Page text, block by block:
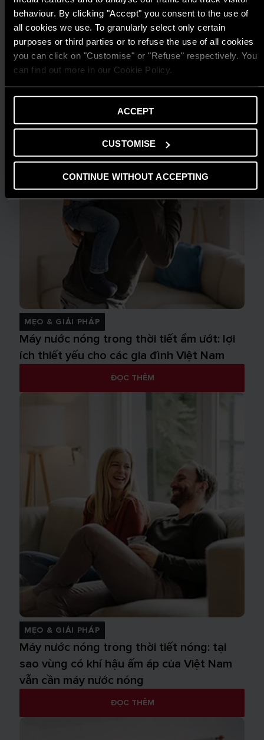
behaviour. By clicking "Accept" you consent to the use of
all cookies we use. To granularly select only certain
purposes or third parties or to refuse the use of all cookies
you can click on "Customise" or "Refuse" respectively. You
can find out more in our Cookie Policy.
ACCEPT
CUSTOMISE
CONTINUE WITHOUT ACCEPTING
ARISTON THIẾT LẬP CHUẨN MỰC MỚI
CHO GIẢI PHÁP NƯỚC NÓNG TẠI GIẢI
THƯỞNG HIỆU QUẢ NĂNG LƯỢNG 2025
ĐỌC THÊM
MẸO & GIẢI PHÁP
Máy nước nóng trong thời tiết ẩm ướt: lợi
ích thiết yếu cho các gia đình Việt Nam
ĐỌC THÊM
MẸO & GIẢI PHÁP
Máy nước nóng trong thời tiết nóng: tại
sao vùng có khí hậu ấm áp của Việt Nam
vẫn cần máy nước nóng
ĐỌC THÊM